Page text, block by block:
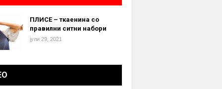
ПЛИСЕ – ткаенина со
правилни ситни набори
јули 29, 2021